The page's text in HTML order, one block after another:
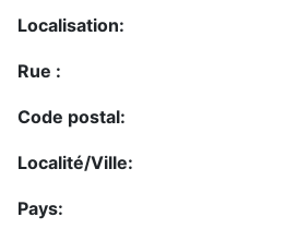
Localisation:
Rue :
Code postal:
Localité/Ville:
Pays: